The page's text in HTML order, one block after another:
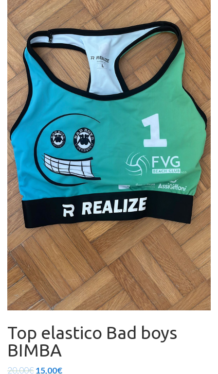
Top elastico Bad boys
BIMBA
20,00€15,00€